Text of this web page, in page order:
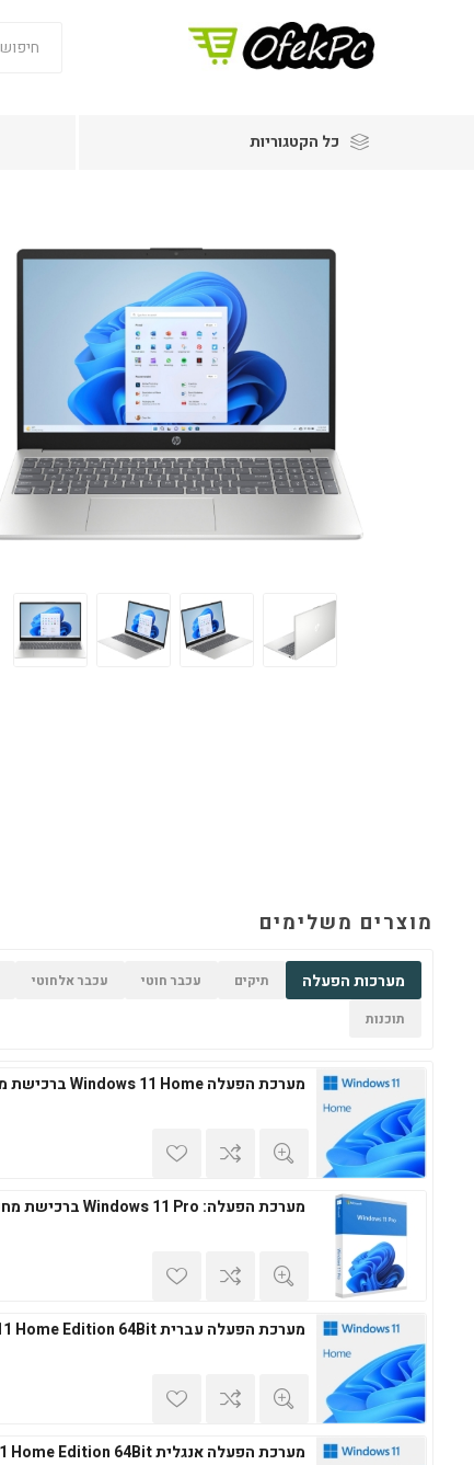
כל הקטגוריות
מוצרים משלימים
מערכות הפעלה תיקים עכבר חוטי עכבר אלחוטי
תוכנות
מערכת הפעלה Windows 11 Home ברכישת מחשב חדש
מערכת הפעלה: Windows 11 Pro ברכישת מחשב חדש
מערכת הפעלה עברית Windows 10/11 Home Edition 64Bit
מערכת הפעלה אנגלית Windows 11 Home Edition 64Bit